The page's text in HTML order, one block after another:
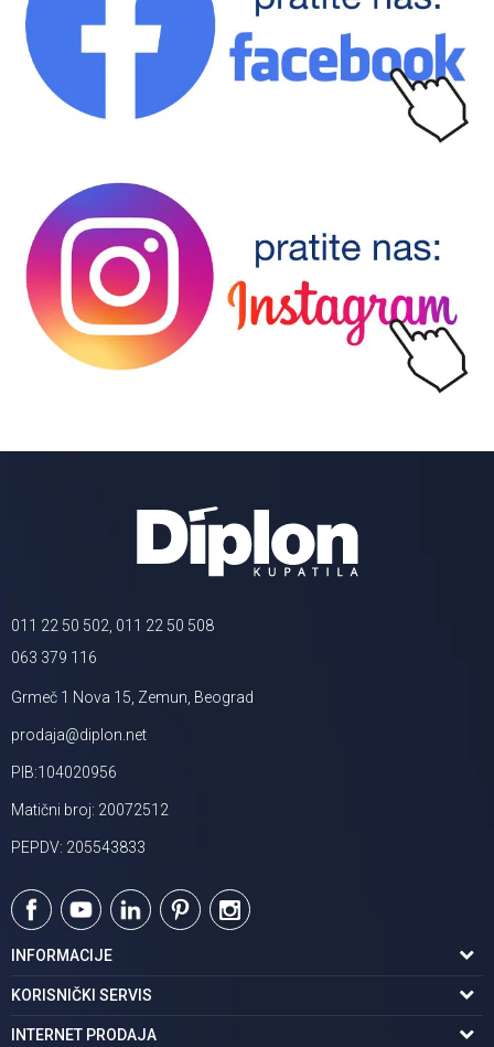
011 22 50 502, 011 22 50 508
063 379 116
Grmeč 1 Nova 15, Zemun, Beograd
prodaja@diplon.net
PIB:104020956
Matični broj: 20072512
PEPDV: 205543833
INFORMACIJE
O nama
Podaci o trgovcu
KORISNIČKI SERVIS
Uslovi korišćenja
INTERNET PRODAJA